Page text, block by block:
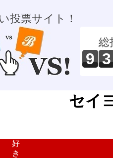
投票サイト！
総
9 3
セイ
好
き